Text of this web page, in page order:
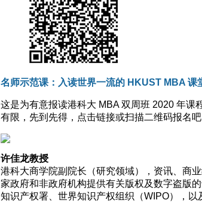
名师示范课：入读世界一流的 HKUST MBA 课
这是为有意报读港科大 MBA 双周班 2020 年课
有限，先到先得，点击链接或扫描二维码报名吧
许佳龙教授
港科大商学院副院长（研究领域），资讯、商
家政府和非政府机构提供有关版权及数字盗版
知识产权署、世界知识产权组织（WIPO），以